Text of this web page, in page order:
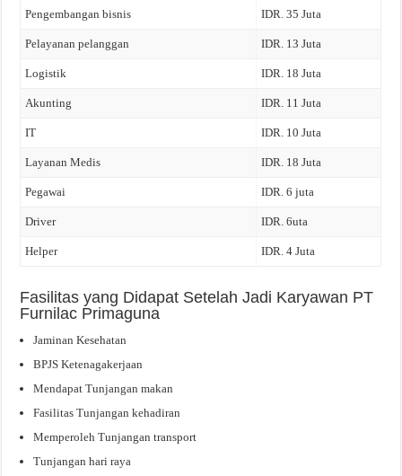
Pengembangan bisnis IDR. 35 Juta
Pelayanan pelanggan IDR. 13 Juta
Logistik IDR. 18 Juta
Akunting IDR. 11 Juta
IT IDR. 10 Juta
Layanan Medis IDR. 18 Juta
Pegawai IDR. 6 juta
Driver IDR. 6uta
Helper IDR. 4 Juta
Fasilitas yang Didapat Setelah Jadi Karyawan PT
Furnilac Primaguna
Jaminan Kesehatan
BPJS Ketenagakerjaan
Mendapat Tunjangan makan
Fasilitas Tunjangan kehadiran
Memperoleh Tunjangan transport
Tunjangan hari raya